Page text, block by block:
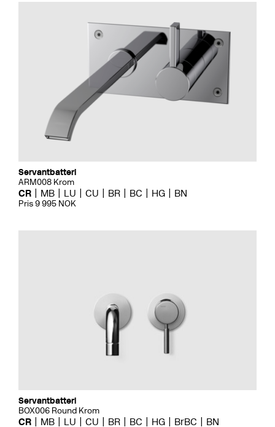
Servantbatteri
ARM008 Krom
CR MB LU CU BR BC HG BN
Pris 9 995 NOK
Servantbatteri
BOX006 Round Krom
CR MB LU CU BR BC HG BrBC BN